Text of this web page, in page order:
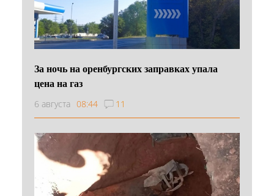
За ночь на оренбургских заправках упала
цена на газ
6 августа 08:44 11